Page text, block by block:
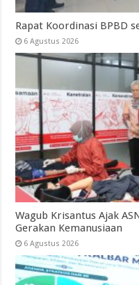
Rapat Koordinasi BPBD
6 Agustus 2026
Wagub Krisantus Ajak
Gerakan Kemanusiaan
6 Agustus 2026